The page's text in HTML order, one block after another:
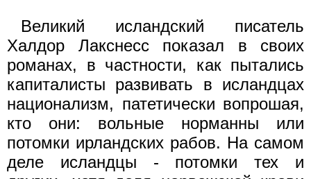
Великий исландский писатель
Халдор Лакснесс показал в своих
романах, в частности, как пытались
капиталисты развивать в исландцах
национализм, патетически вопрошая,
кто они: вольные норманны или
потомки ирландских рабов. На самом
деле исландцы - потомки тех и